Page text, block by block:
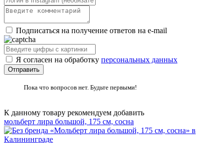
Подписаться на получение ответов на e-mail
Я согласен на обработку персональных данных
Пока что вопросов нет. Будьте первыми!
К данному товару рекомендуем добавить
мольберт лира большой, 175 см, сосна